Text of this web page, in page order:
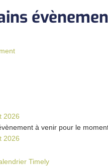
2026
à venir pour le
2026
Timely